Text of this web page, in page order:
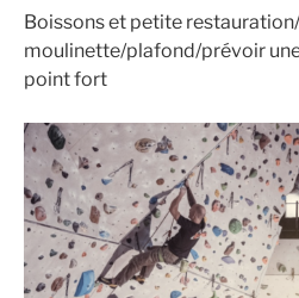
Boissons et petite
moulinette/plafond/prévoir
point fort